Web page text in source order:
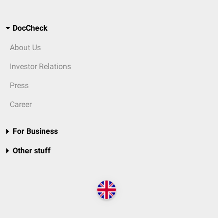
DocCheck
About Us
Investor Relations
Press
Career
For Business
Other stuff